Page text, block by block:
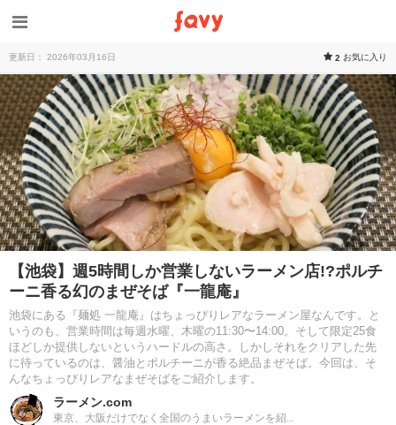
更新日： 2026年03月16日 2 お気に入り
【池袋】週5時間しか営業しないラーメン店!?ポルチ
ーニ香る幻のまぜそば『一龍庵』
池袋にある『麺処 一龍庵』はちょっぴりレアなラーメン屋なんです。と
いうのも、営業時間は毎週水曜、木曜の11:30〜14:00。そして限定25食
ほどしか提供しないというハードルの高さ。しかしそれをクリアした先
に待っているのは、醤油とポルチーニが香る絶品まぜそば。今回は、そ
んなちょっぴりレアなまぜそばをご紹介します。
ラーメン.com
東京、大阪だけでなく全国のうまいラーメンを紹...